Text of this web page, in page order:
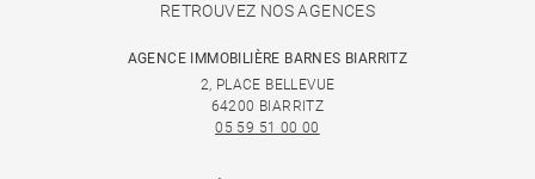
RETROUVEZ NOS AGENCES
AGENCE IMMOBILIÈRE BARNES BIARRITZ
2, PLACE BELLEVUE
64200 BIARRITZ
05 59 51 00 00